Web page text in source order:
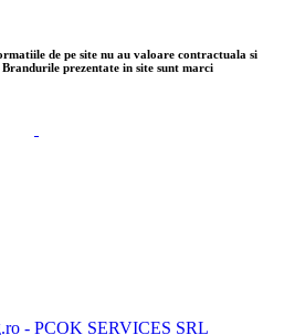
de pe site nu au valoare contractuala si
prezentate in site sunt marci
- PCOK SERVICES SRL